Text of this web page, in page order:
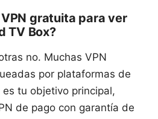
gratuita para ver
TV Box?
no. Muchas VPN
por plataformas de
tu objetivo principal,
de pago con garantía de